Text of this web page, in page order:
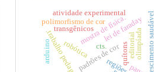
editorial
padrões de cor
mostra de física.
polimorfismo de cor
quítons olimpíada
robótica crescimento saudável
transgênicos
cts.
lei de faraday
atividade experimental
arduino